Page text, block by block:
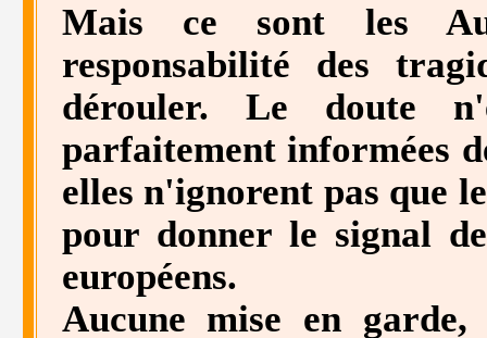
Mais ce sont les
responsabilité des
dérouler. Le doute
parfaitement informées
elles n'ignorent pas que
pour donner le signal
européens.
Aucune mise en garde,